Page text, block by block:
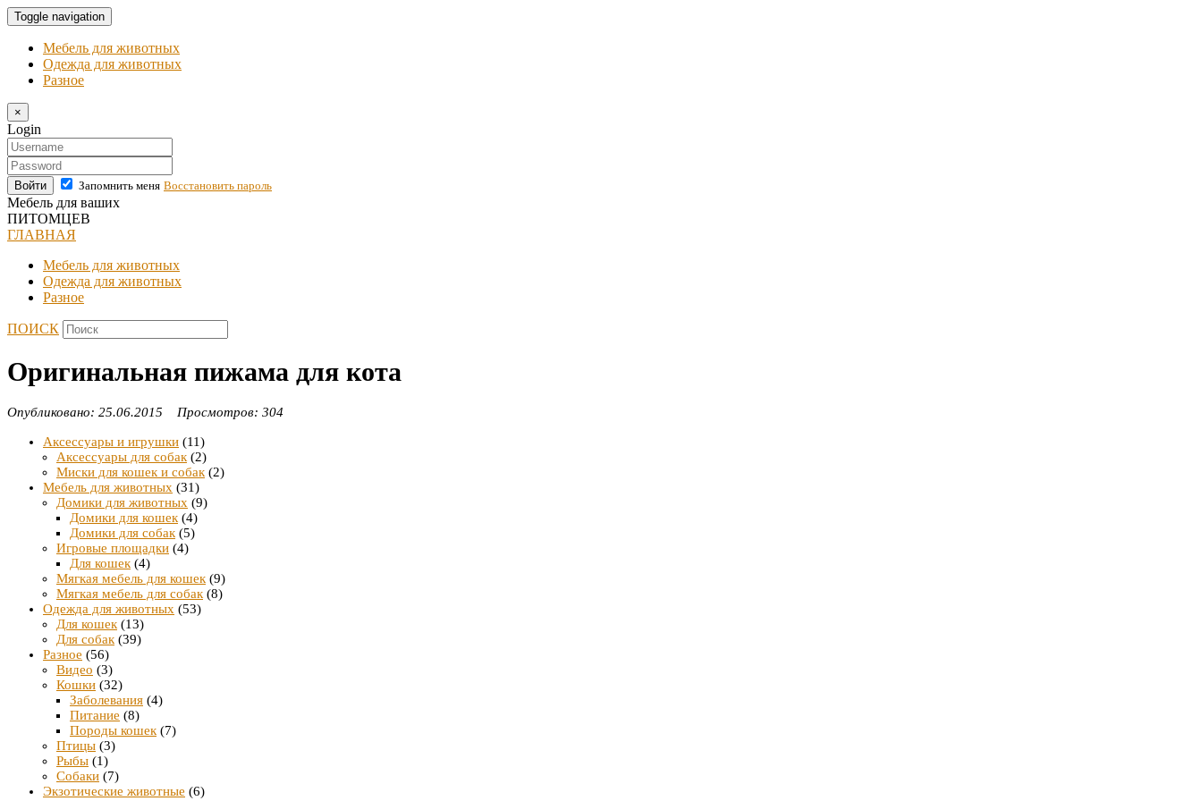
Toggle navigation
Мебель для животных
Одежда для животных
Разное
×
Login
Войти Запомнить меня Восстановить пароль
Мебель для ваших
ПИТОМЦЕВ
ГЛАВНАЯ
Мебель для животных
Одежда для животных
Разное
ПОИСК
Оригинальная пижама для кота
Опубликовано: 25.06.2015 Просмотров: 304
Аксессуары и игрушки (11)
Аксессуары для собак (2)
Миски для кошек и собак (2)
Мебель для животных (31)
Домики для животных (9)
Домики для кошек (4)
Домики для собак (5)
Игровые площадки (4)
Для кошек (4)
Мягкая мебель для кошек (9)
Мягкая мебель для собак (8)
Одежда для животных (53)
Для кошек (13)
Для собак (39)
Разное (56)
Видео (3)
Кошки (32)
Заболевания (4)
Питание (8)
Породы кошек (7)
Птицы (3)
Рыбы (1)
Собаки (7)
Экзотические животные (6)